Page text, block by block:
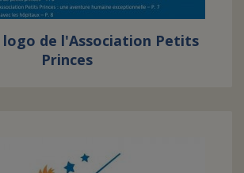
logo de l'Association Petits
Princes